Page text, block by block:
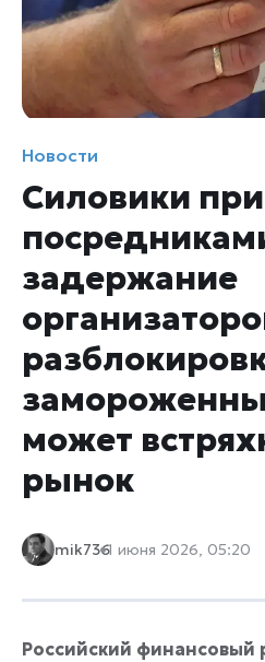
Новости
Силовики
задержание
может
рынок
mik7361 июня 2026, 05:20
Российский финансовый